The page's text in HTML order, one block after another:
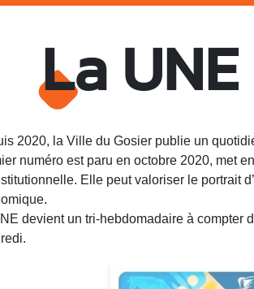
La
2020, la Ville du Gosier publie un
numéro est paru en octobre 2020, met
Elle peut valoriser le portrait
devient un tri-hebdomadaire à compter